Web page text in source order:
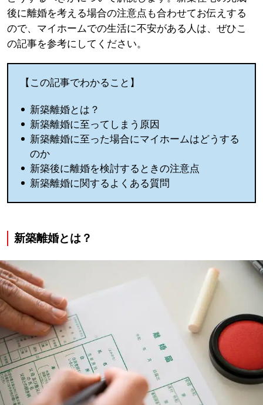
後に離婚を考える場合の注意点も合わせてお伝えする
ので、マイホームでの生活に不安がある人は、ぜひこ
の記事を参考にしてください。
【この記事でわかること】
新築離婚とは？
新築離婚に至ってしまう原因
新築離婚に至った場合にマイホームはどうする
のか
新築後に離婚を検討するときの注意点
新築離婚に関するよくある質問
新築離婚とは？